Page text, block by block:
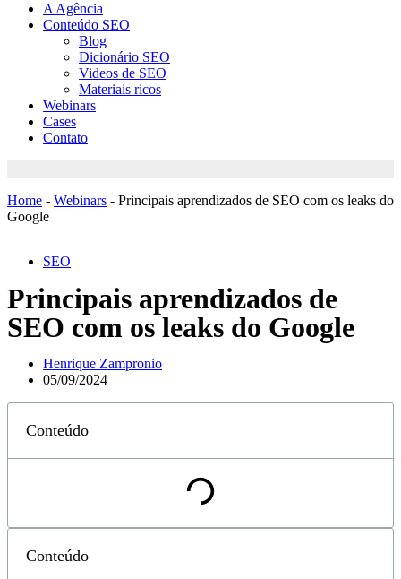
A Agência
Conteúdo SEO
Blog
Dicionário SEO
Videos de SEO
Materiais ricos
Webinars
Cases
Contato
Home - Webinars - Principais aprendizados de SEO com os leaks do
Google
SEO
Principais aprendizados de
SEO com os leaks do Google
Henrique Zampronio
05/09/2024
Conteúdo
Conteúdo